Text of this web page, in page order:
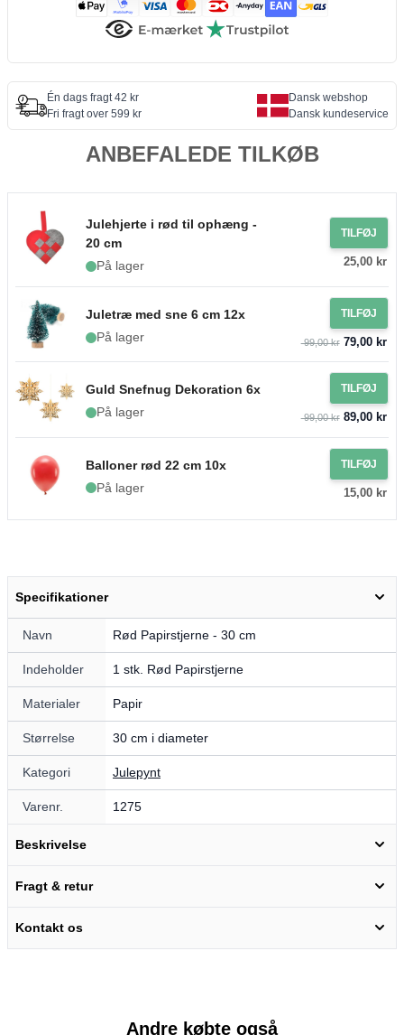
Én dags fragt 42 kr
Fri fragt over 599 kr
Dansk webshop
Dansk kundeservice
ANBEFALEDE TILKØB
Julehjerte i rød til ophæng -
20 cm
På lager
TILFØJ
25,00 kr
Juletræ med sne 6 cm 12x
På lager
TILFØJ
99,00 kr79,00 kr
Guld Snefnug Dekoration 6x
På lager
TILFØJ
99,00 kr89,00 kr
Balloner rød 22 cm 10x
På lager
TILFØJ
15,00 kr
Specifikationer
Navn Rød Papirstjerne - 30 cm
Indeholder 1 stk. Rød Papirstjerne
Materialer Papir
Størrelse 30 cm i diameter
Kategori Julepynt
Varenr. 1275
Beskrivelse
Fragt & retur
Kontakt os
Andre købte også